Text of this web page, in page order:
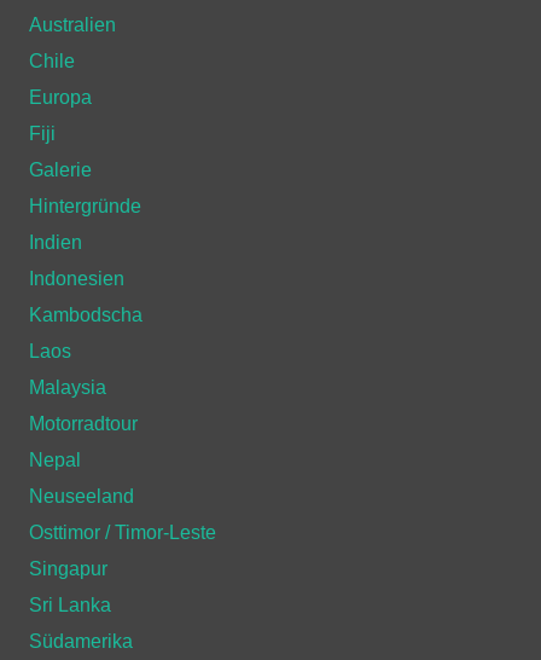
Australien
Chile
Europa
Fiji
Galerie
Hintergründe
Indien
Indonesien
Kambodscha
Laos
Malaysia
Motorradtour
Nepal
Neuseeland
Osttimor / Timor-Leste
Singapur
Sri Lanka
Südamerika